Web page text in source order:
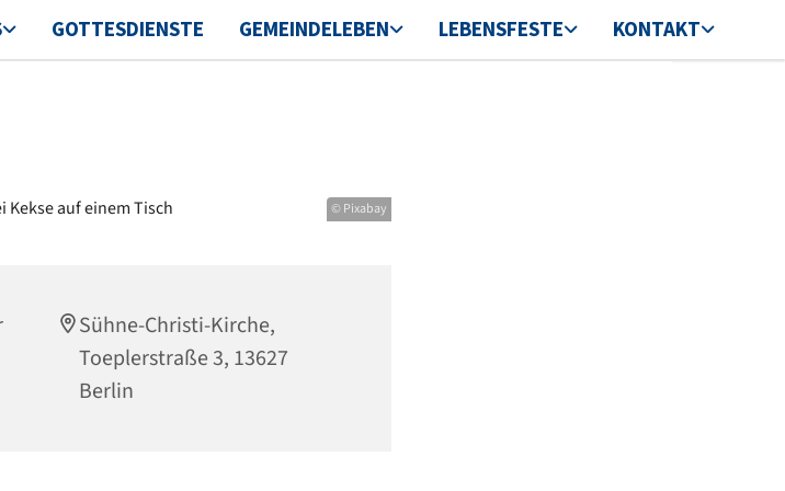
GOTTESDIENSTE GEMEINDELEBEN LEBENSFESTE KONTAKT
© Pixabay
Sühne-Christi-Kirche,
Toeplerstraße 3, 13627
Berlin